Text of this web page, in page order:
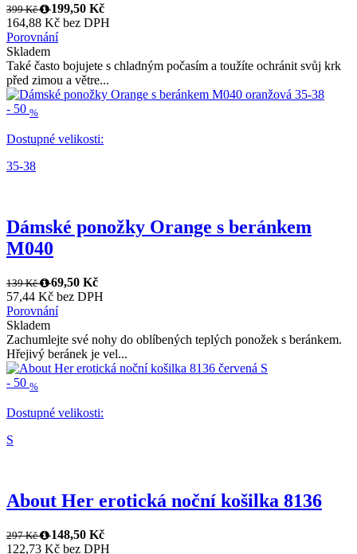
399 Kč
199,50 Kč
164,88 Kč bez DPH
Porovnání
Skladem
Také často bojujete s chladným počasím a toužíte ochránit svůj krk
před zimou a větre...
- 50 %
Dostupné velikosti:
35-38
Dámské ponožky Orange s beránkem
M040
139 Kč
69,50 Kč
57,44 Kč bez DPH
Porovnání
Skladem
Zachumlejte své nohy do oblíbených teplých ponožek s beránkem.
Hřejivý beránek je vel...
- 50 %
Dostupné velikosti:
S
About Her erotická noční košilka 8136
297 Kč
148,50 Kč
122,73 Kč bez DPH